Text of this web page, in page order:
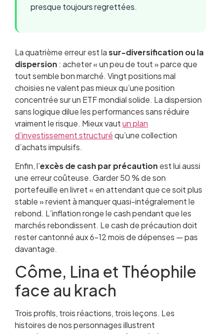
presque toujours regrettées.
La quatrième erreur est lasur-diversification ou la
dispersion : acheter « un peu de tout » parce que
tout semble bon marché. Vingt positions mal
choisies ne valent pas mieux qu’une position
concentrée sur un ETF mondial solide. La dispersion
sans logique dilue les performances sans réduire
vraiment le risque. Mieux vautun plan
d’investissement structuréqu’une collection
d’achats impulsifs.
Enfin, l’excès de cash par précaution est lui aussi
une erreur coûteuse. Garder 50 % de son
portefeuille en livret « en attendant que ce soit plus
stable » revient à manquer quasi-intégralement le
rebond. L’inflation ronge le cash pendant que les
marchés rebondissent. Le cash de précaution doit
rester cantonné aux 6-12 mois de dépenses — pas
davantage.
Côme, Lina et Théophile
face au krach
Trois profils, trois réactions, trois leçons. Les
histoires de nos personnages illustrent